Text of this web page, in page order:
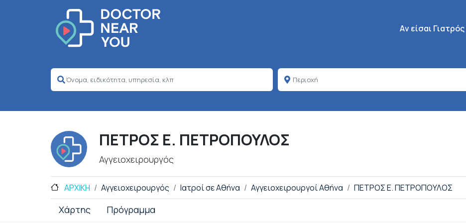
Κεντρική πλοήγηση
Aν είσαι
ΠΕΤΡΟΣ Ε. ΠΕΤΡΟΠΟΥΛΟΣ
Αγγειοχειρουργός
ΑΡΧΙΚΗ Αγγειοχειρουργός Ιατροί σε Αθήνα Αγγειοχειρουργοί Αθήνα ΠΕΤΡΟΣ Ε. ΠΕΤΡΟΠΟΥΛΟΣ
Χάρτης Πρόγραμμα